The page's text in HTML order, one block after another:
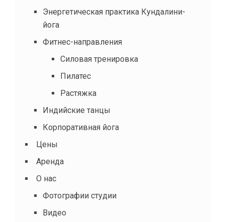
Энергетическая практика Кундалини-
йога
Фитнес-направления
Силовая тренировка
Пилатес
Растяжка
Индийские танцы
Корпоративная йога
Цены
Аренда
О нас
Фотографии студии
Видео